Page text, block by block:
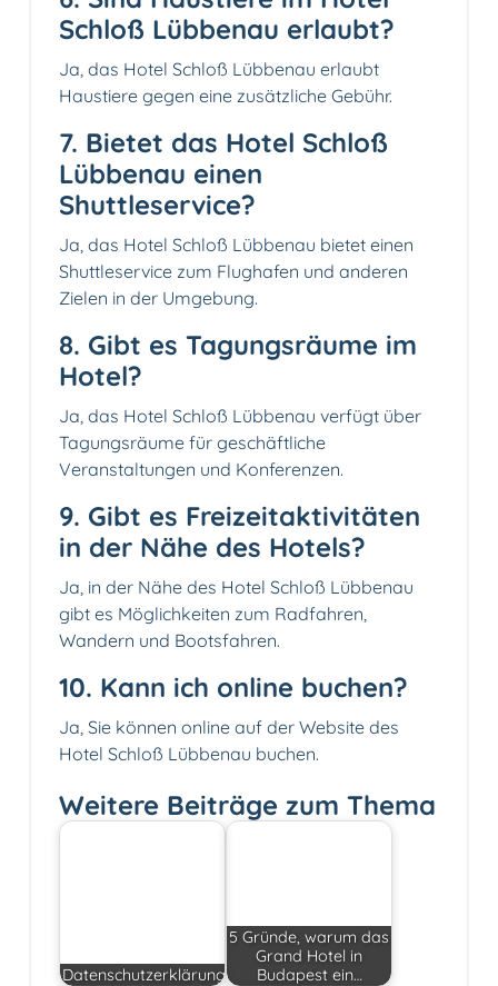
Schloß Lübbenau erlaubt?
Ja, das Hotel Schloß Lübbenau erlaubt
Haustiere gegen eine zusätzliche Gebühr.
7. Bietet das Hotel Schloß
Lübbenau einen
Shuttleservice?
Ja, das Hotel Schloß Lübbenau bietet einen
Shuttleservice zum Flughafen und anderen
Zielen in der Umgebung.
8. Gibt es Tagungsräume im
Hotel?
Ja, das Hotel Schloß Lübbenau verfügt über
Tagungsräume für geschäftliche
Veranstaltungen und Konferenzen.
9. Gibt es Freizeitaktivitäten
in der Nähe des Hotels?
Ja, in der Nähe des Hotel Schloß Lübbenau
gibt es Möglichkeiten zum Radfahren,
Wandern und Bootsfahren.
10. Kann ich online buchen?
Ja, Sie können online auf der Website des
Hotel Schloß Lübbenau buchen.
Weitere Beiträge zum Thema
Datenschutzerklärung
5 Gründe, warum das
Grand Hotel in
Budapest ein…